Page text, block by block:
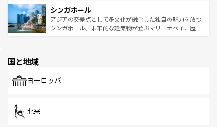
参照してほしい。
激する。気候は一年中温暖で、どの季節にも異なる楽しみ
が待っている。親しみやすいタイの人々、仏教を中心とし
た文化、そして多様な観光資源が、訪れる旅人を魅了し続
み、どこを訪れても感動するはず。観光スポットが密集し
ており、効率よく見どころを回れるのも魅力。息をのむよ
うな絶景から文化的な体験まで、香港を存分に楽しみ尽く
シンガポール
アジアの交差点として多文化が融合した独自の魅力を放つ
シンガポール。未来的な建築物が並ぶマリーナベイ、歴史
で、ホーカーズは地元の風情を楽しめる外せないスポット
国と地域
ヨーロッパ
北米